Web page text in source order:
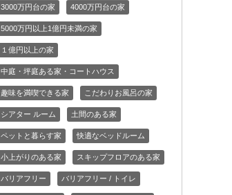
3000万円台の家 4000万円台の家
5000万円以上1億円未満の家
１億円以上の家
中庭・坪庭ある家・コートハウス
趣味を満喫できる家 こだわりお風呂の家
シアター ルーム 土間のある家
ペットと暮らす家 快適なベッドルーム
小上がりのある家 スキップフロアのある家
バリアフリー バリアフリー / トイレ